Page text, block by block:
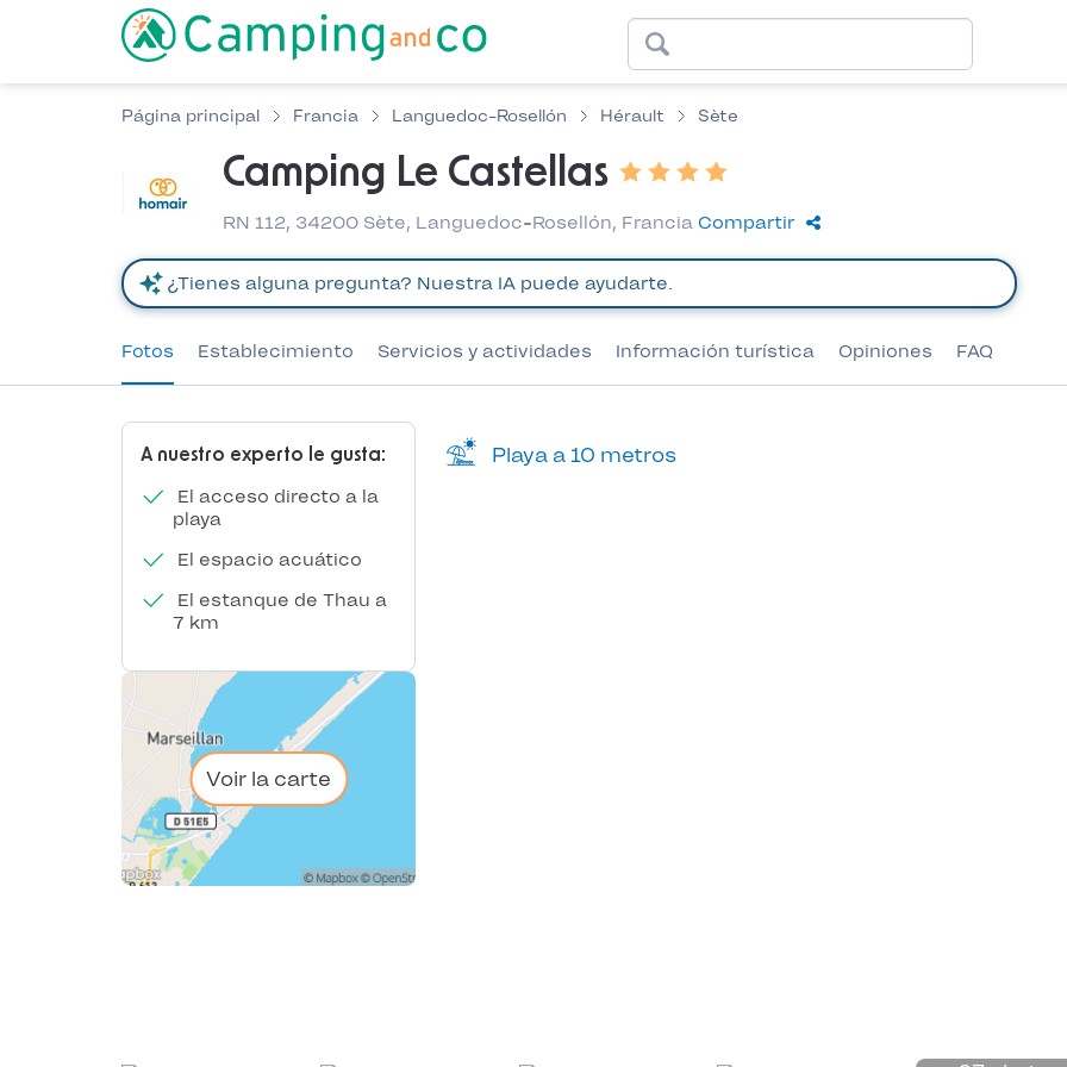
Página principal Francia Languedoc-Rosellón Hérault Sète
Camping Le Castellas
RN 112, 34200 Sète, Languedoc-Rosellón, Francia Compartir
Fotos Establecimiento Servicios y actividades Información turística Opiniones FAQ
A nuestro experto le gusta:
El acceso directo a la
playa
El espacio acuático
El estanque de Thau a
7 km
Voir la carte
Playa a 10 metros